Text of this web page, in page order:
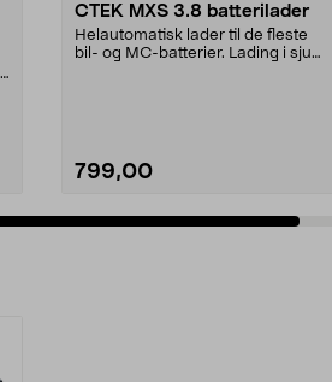
CTEK MXS 3.8 batterilader
Helautomatisk lader til de fleste
bil- og MC-batterier. Lading i sju
799,00